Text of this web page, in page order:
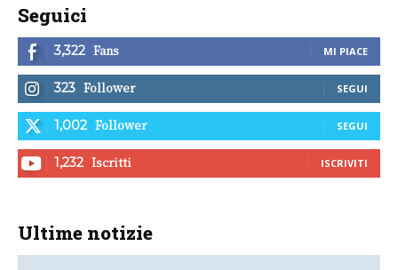
Seguici
3,322 Fans MI PIACE
323 Follower SEGUI
1,002 Follower SEGUI
1,232 Iscritti ISCRIVITI
Ultime notizie